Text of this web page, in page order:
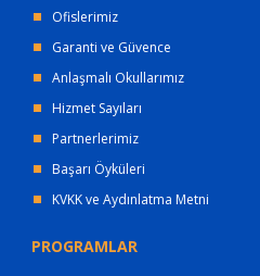
Ofislerimiz
Garanti ve Güvence
Anlaşmalı Okullarımız
Hizmet Sayıları
Partnerlerimiz
Başarı Öyküleri
KVKK ve Aydınlatma Metni
PROGRAMLAR